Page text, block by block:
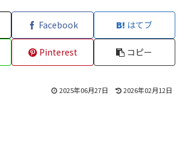
Facebook はてブ
Pinterest コピー
2025年06月27日 2026年02月12日